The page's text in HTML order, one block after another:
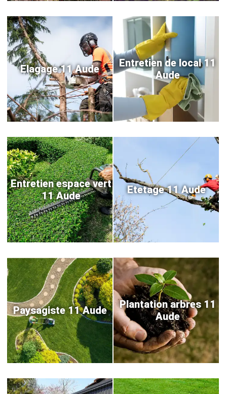
Elagage 11 Aude
Entretien de local 11
Aude
Entretien espace vert
11 Aude
Etetage 11 Aude
Paysagiste 11 Aude
Plantation arbres 11
Aude